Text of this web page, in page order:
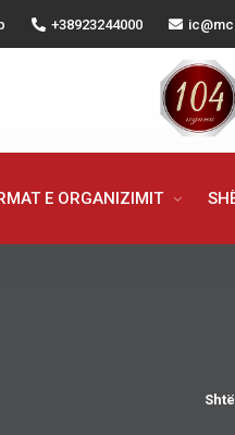
+38923244000
E ORGANIZIMIT